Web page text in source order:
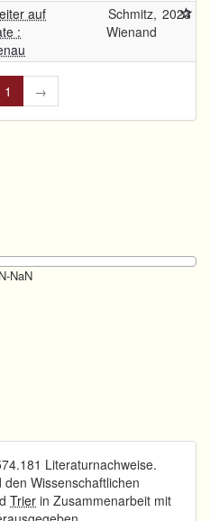
auf
:
Schmitz,
Wienand
2023
1 →
Literaturnachweise.
den Wissenschaftlichen
Trier in Zusammenarbeit mit